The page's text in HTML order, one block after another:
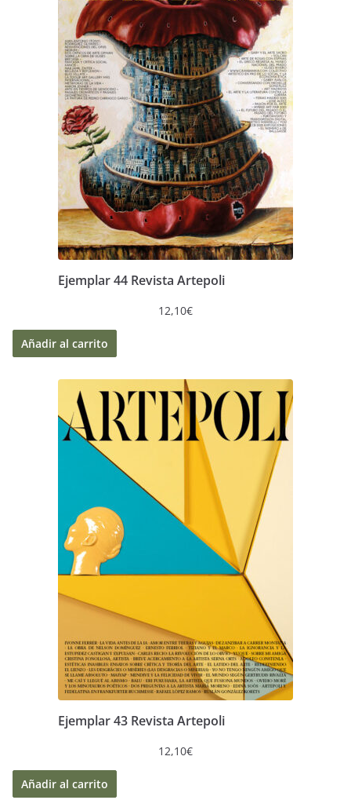
Ejemplar 44 Revista Artepoli
12,10€
Añadir al carrito
Ejemplar 43 Revista Artepoli
12,10€
Añadir al carrito